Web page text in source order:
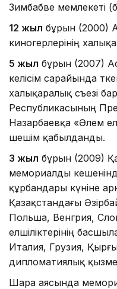
Зимбабве мемлекеті
12 жыл бұрын (2000)
киногерлерінің
5 жыл бұрын (2007)
келісім сарайында
халықаралық съезі
Республикасының
Назарбаевқа «Әлем
шешім қабылданды.
3 жыл бұрын (2009)
мемориалды
құрбандары күніне
Қазақстандағы
Польша, Венгрия,
елшіліктерінің
Италия, Грузия,
дипломатиялық
Шара аясында